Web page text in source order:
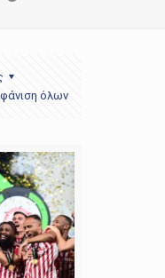
όλων